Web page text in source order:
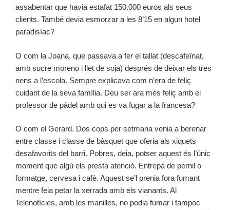
assabentar que havia estafat 150.000 euros als seus
clients. També devia esmorzar a les 8’15 en algun hotel
paradisíac?
O com la Joana, que passava a fer el tallat (descafeïnat,
amb sucre moreno i llet de soja) després de deixar els tres
nens a l’escola. Sempre explicava com n’era de feliç
cuidant de la seva família. Deu ser ara més feliç amb el
professor de pàdel amb qui es va fugar a la francesa?
O com el Gerard. Dos cops per setmana venia a berenar
entre classe i classe de bàsquet que oferia als xiquets
desafavorits del barri. Pobres, deia, potser aquest és l’únic
moment que algú els presta atenció. Entrepà de pernil o
formatge, cervesa i cafè. Aquest se’l prenia fora fumant
mentre feia petar la xerrada amb els vianants. Al
Telenotícies, amb les manilles, no podia fumar i tampoc